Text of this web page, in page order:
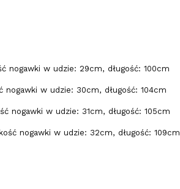
nogawki w udzie: 29cm, długość: 100cm
w udzie: 30cm, długość: 104cm
nogawki w udzie: 31cm, długość: 105cm
nogawki w udzie: 32cm, długość: 109cm